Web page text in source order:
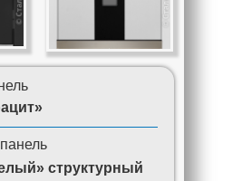
структурный